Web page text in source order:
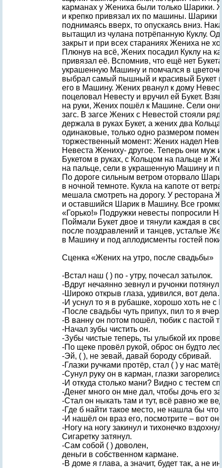
карманах у Жениха были только Шарики.
и крепко привязал их по машины. Шарики
поднимаясь вверх, то опускаясь вниз.
вытащил из чулана потрёпанную Куклу.
закрыт и при всех стараниях Жениха не
Плюнув на всё, Жених посадил Куклу на
привязал её. Вспомнив, что ещё нет
украшенную Машину и помчался в
выбрал самый пышный и красивый Букет
его в Машину. Жених рванул к дому
поцеловал Невесту и вручил ей Букет.
на руки, Жених пошёл к Машине. Сели они
загс. В загсе Жених с Невестой стояли
держала в руках Букет, а жених два
одинаковые, только одно размером
торжественный момент: Жених надел
Невеста Жениху- другое. Теперь они муж
Букетом в руках, с Кольцом на пальце и
на пальце, сели в украшенную Машину и
По дороге сильным ветром оторвало
в ночной темноте. Кукла на капоте от
мешала смотреть на дорогу. У ресторана
и оставшийся Шарик в Машину. Все
«Горько!» Подружки невесты попросили
Поймали Букет двое и тянули каждая в
после поздравлений и танцев, усталые
в Машину и под аплодисменты гостей
Сценка «Жених на утро, после свадьбы»
-Встал наш ( ) по - утру, почесал затылок.
-Вдруг нечаянно зевнул и ручонки потянул.
-Широко открыв глаза, удивился, вот
-И уснул то я в рубашке, хорошо хоть не с
-После свадьбы чуть припух, пил то я
-В ванну он потом пошёл, тюбик с пастой
-Начал зубы чистить он.
-Зубы чистые теперь, ты улыбкой их
-По щеке провёл рукой, оброс он будто лес
-Эй, ( ), не зевай, давай бороду сбривай.
-Глазки ручками протёр, стал ( ) у нас
-Сунул руку он в карман, глазки
-И откуда столько мани? Видно с тестем
-Денег много он мне дал, чтобы дочь его
-Стал он ныкать там и тут, всё равно же
-Где б найти такое место, не нашла бы что
-И нашёл он враз его, посмотрите – вот
-Ногу на ногу закинул и тихонечко
Сигаретку затянул.
-Сам собой ( ) доволен,
деньги в собственном кармане.
-В доме я глава, а значит, будет так, а не